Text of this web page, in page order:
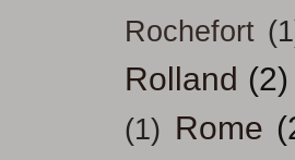
Rochefort
Rolland (2)
(1) Rome